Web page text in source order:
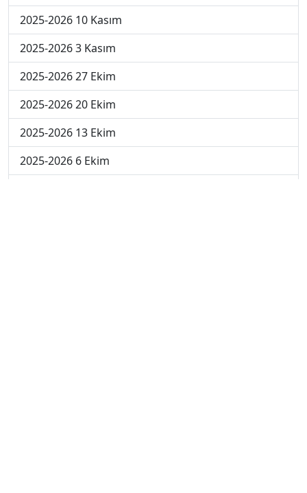
2025-2026 10 Kasım
2025-2026 3 Kasım
2025-2026 27 Ekim
2025-2026 20 Ekim
2025-2026 13 Ekim
2025-2026 6 Ekim